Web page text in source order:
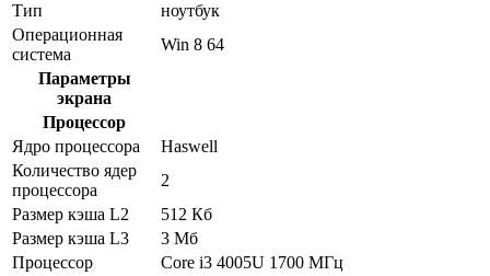
Тип
ноутбук
Операционная
система
Win 8 64
Параметры
экрана
Процессор
Ядро процессора
Haswell
Количество ядер
процессора
2
Размер кэша L2
512 Кб
Размер кэша L3
3 Мб
Процессор
Core i3 4005U 1700 МГц